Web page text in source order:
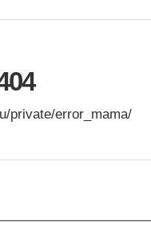
private/error_mama/